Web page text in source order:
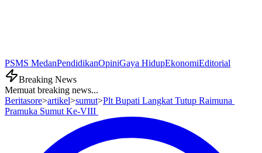
PSMS MedanPendidikanOpiniGaya HidupEkonomiEditorial
Breaking News
Memuat breaking news...
Beritasore>artikel>sumut>Plt Bupati Langkat Tutup Raimuna
Pramuka Sumut Ke-VIII